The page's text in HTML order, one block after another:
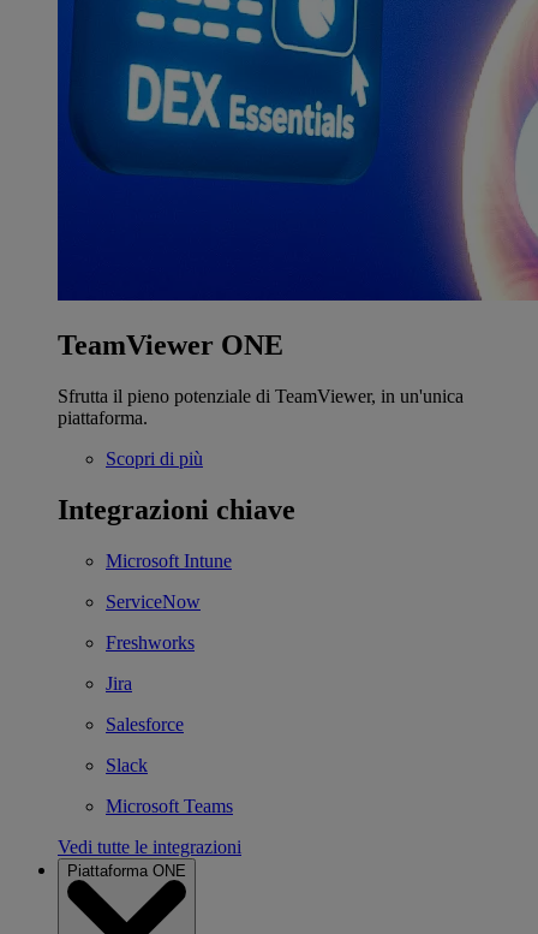
TeamViewer ONE
Sfrutta il pieno potenziale di TeamViewer, in un'unica
piattaforma.
Scopri di più
Integrazioni chiave
Microsoft Intune
ServiceNow
Freshworks
Jira
Salesforce
Slack
Microsoft Teams
Vedi tutte le integrazioni
Piattaforma ONE